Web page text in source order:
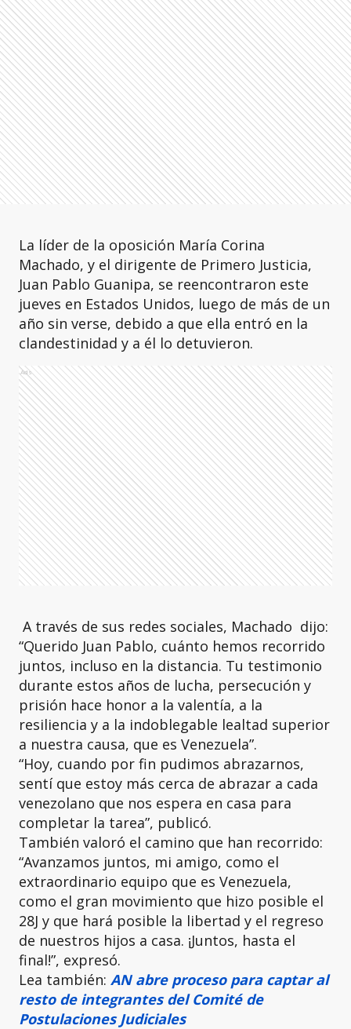
La líder de la oposición María Corina
Machado, y el dirigente de Primero Justicia,
Juan Pablo Guanipa, se reencontraron este
jueves en Estados Unidos, luego de más de un
año sin verse, debido a que ella entró en la
clandestinidad y a él lo detuvieron.
Ads
A través de sus redes sociales, Machado dijo:
“Querido Juan Pablo, cuánto hemos recorrido
juntos, incluso en la distancia. Tu testimonio
durante estos años de lucha, persecución y
prisión hace honor a la valentía, a la
resiliencia y a la indoblegable lealtad superior
a nuestra causa, que es Venezuela”.
“Hoy, cuando por fin pudimos abrazarnos,
sentí que estoy más cerca de abrazar a cada
venezolano que nos espera en casa para
completar la tarea”, publicó.
También valoró el camino que han recorrido:
“Avanzamos juntos, mi amigo, como el
extraordinario equipo que es Venezuela,
como el gran movimiento que hizo posible el
28J y que hará posible la libertad y el regreso
de nuestros hijos a casa. ¡Juntos, hasta el
final!”, expresó.
Lea también: AN abre proceso para captar al
resto de integrantes del Comité de
Postulaciones Judiciales